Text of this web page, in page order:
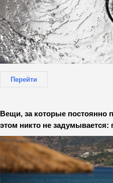
Перейти
Вещи, за которые постоянно
этом никто не